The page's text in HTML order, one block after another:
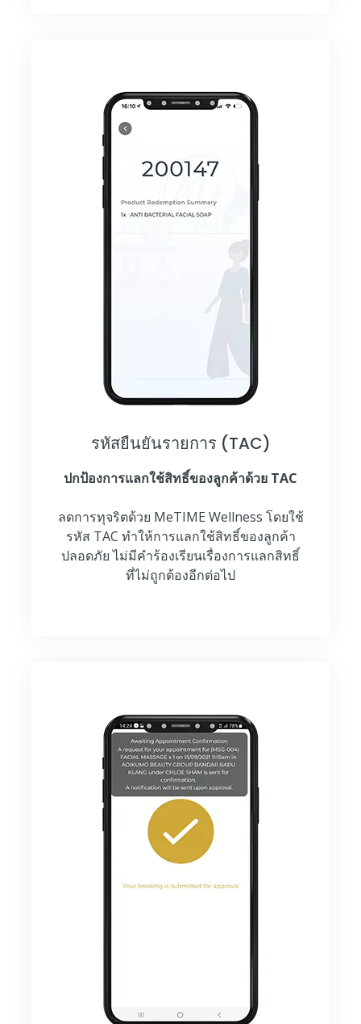
รหัสยืนยันรายการ (TAC)
ปกป้องการแลกใช้สิทธิ์ของลูกค้าด้วย TAC
ลดการทุจริตด้วย MeTIME Wellness โดยใช้
รหัส TAC ทำให้การแลกใช้สิทธิ์ของลูกค้า
ปลอดภัย ไม่มีคำร้องเรียนเรื่องการแลกสิทธิ์
ที่ไม่ถูกต้องอีกต่อไป